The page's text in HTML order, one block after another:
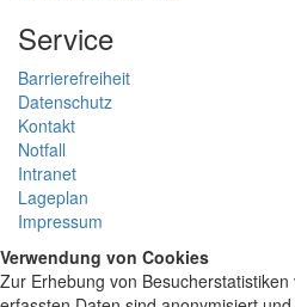
Service
Barrierefreiheit
Datenschutz
Kontakt
Notfall
Intranet
Lageplan
Impressum
Verwendung von Cookies
Zur Erhebung von